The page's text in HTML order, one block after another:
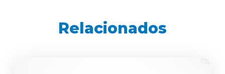
Relacionados